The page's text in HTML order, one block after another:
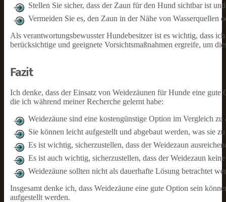
Stellen Sie sicher, dass der Zaun für den Hund sichtbar ist
Vermeiden Sie es, den Zaun in der Nähe von Wasserquellen
Als verantwortungsbewusster Hundebesitzer ist es wichtig, dass
berücksichtige und geeignete Vorsichtsmaßnahmen ergreife, um
Fazit
Ich denke, dass der Einsatz von Weidezäunen für Hunde eine
die ich während meiner Recherche gelernt habe:
Weidezäune sind eine kostengünstige Option im Vergleich
Sie können leicht aufgestellt und abgebaut werden, was sie
Es ist wichtig, sicherzustellen, dass der Weidezaun
Es ist auch wichtig, sicherzustellen, dass der Weidezaun
Weidezäune sollten nicht als dauerhafte Lösung betrachtet
Insgesamt denke ich, dass Weidezäune eine gute Option sein
aufgestellt werden.